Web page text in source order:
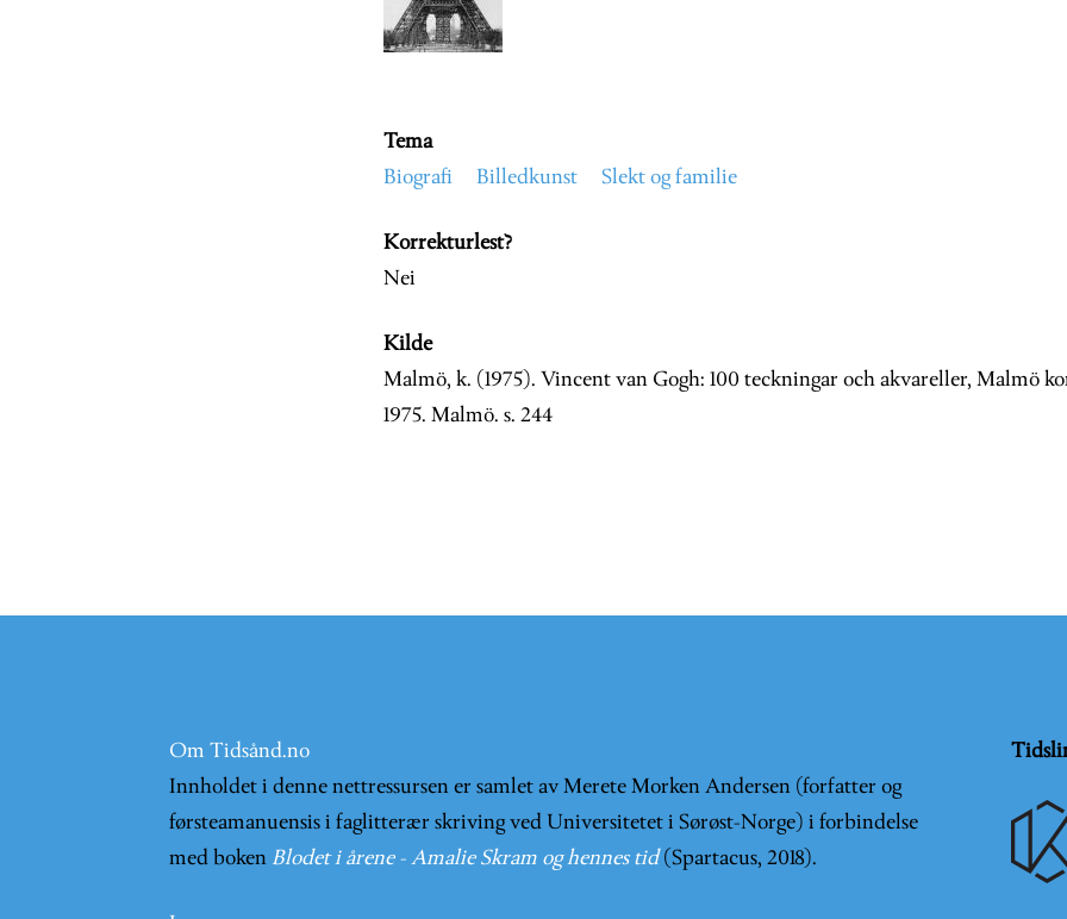
Tema
Biografi
Billedkunst Slekt og familie
Korrekturlest?
Nei
Kilde
Malmö, k. (1975). Vincent van Gogh: 100 teckningar och akvareller, Malmö
1975. Malmö. s. 244
Om Tidsånd.no
Innholdet i denne nettressursen er samlet av Merete Morken Andersen (forfatter og
førsteamanuensis i faglitterær skriving ved Universitetet i Sørøst-Norge) i forbindelse
med boken Blodet i årene - Amalie Skram og hennes tid (Spartacus, 2018).